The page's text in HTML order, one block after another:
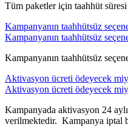
​Tüm paketler için taahhüt süresi
Kampanyanın taahhütsüz
Kampanyanın taahhütsüz
​Kampanyanın taahhütsüz
Aktivasyon ücreti ödeyecek
Aktivasyon ücreti ödeyecek
​Kampanyada aktivasyon 24
verilmektedir. Kampanya iptal